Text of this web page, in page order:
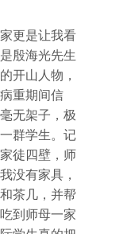
更是让我看
殷海光先生
开山人物，
重期间信
无架子，极
群学生。记
徒四壁，师
没有家具，
茶几，并帮
到师母一家